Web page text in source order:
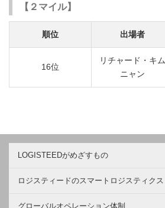
【２マイル】
順位 出場者
16位
リチャード・キム
ニャン
LOGISTEEDがめざすもの
ロジスティードのスマートロジスティクス
グローバルオペレーション体制